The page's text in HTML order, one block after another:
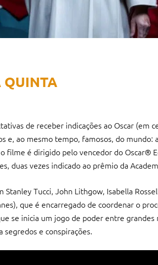
QUINTA
de receber indicações ao Oscar (em
ao mesmo tempo, famosos, do mundo:
filme é dirigido pelo vencedor do Oscar®
duas vezes indicado ao prêmio da
Stanley Tucci, John Lithgow, Isabella
que é encarregado de coordenar o
se inicia um jogo de poder entre grandes
e conspirações.